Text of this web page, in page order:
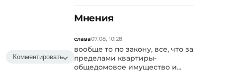
Комментировать
Мнения
слава07.08, 10:28
вообще то по закону, все, что за
пределами квартиры-
общедомовое имущество и...